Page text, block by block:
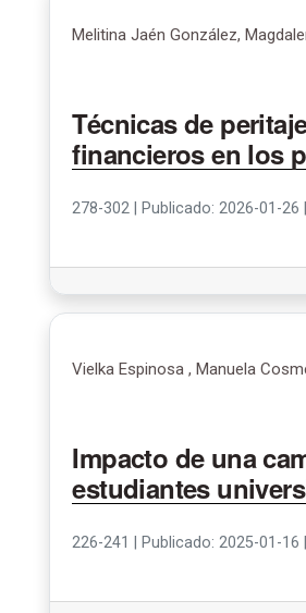
Melitina Jaén González,
Técnicas de
financieros en los
278-302 Publicado: 2026-01-26
Vielka Espinosa , Manuela
Impacto de una
estudiantes
226-241 Publicado: 2025-01-16